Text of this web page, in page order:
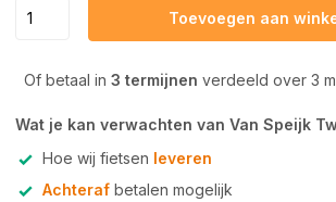
Toevoegen aan
Of betaal in 3 termijnen verdeeld over 3
Wat je kan verwachten van Van Speijk
Hoe wij fietsen leveren
Achterafbetalen mogelijk